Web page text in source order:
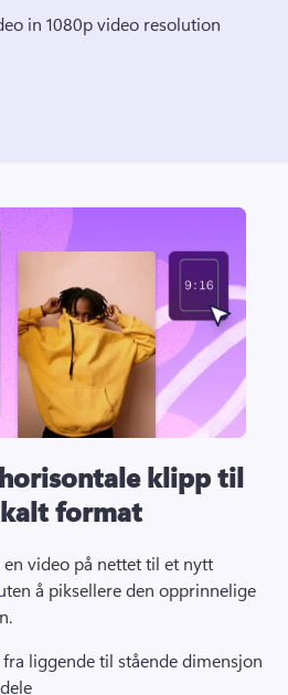
in 1080p video resolution
klipp til
format
en video på nettet til et nytt
å piksellere den opprinnelige
liggende til stående dimensjon